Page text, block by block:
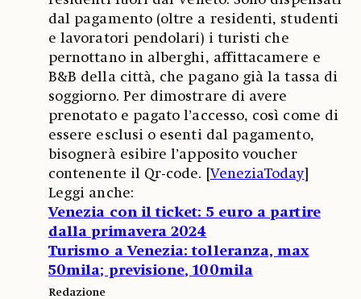
dal pagamento (oltre a residenti, studenti
e lavoratori pendolari) i turisti che
pernottano in alberghi, affittacamere e
B&B della città, che pagano già la tassa di
soggiorno. Per dimostrare di avere
prenotato e pagato l’accesso, così come di
essere esclusi o esenti dal pagamento,
bisognerà esibire l’apposito voucher
contenente il Qr-code. [VeneziaToday]
Leggi anche:
Venezia con il ticket: 5 euro a partire
dalla primavera 2024
Turismo a Venezia: tolleranza, max
50mila; previsione, 100mila
Redazione